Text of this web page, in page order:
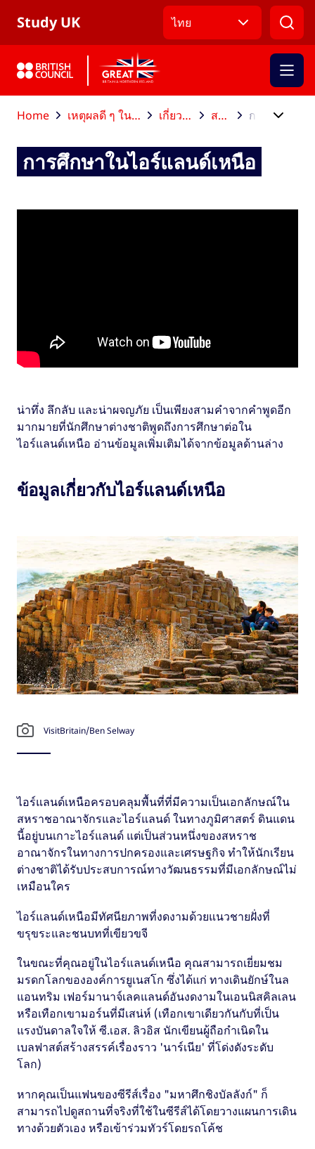
Study UK ไทย
Home เหตุผลดี ๆ ในการไปศึกษาต่อที่สหราชอาณาจักร เกี่ยวกับสหราชอาณาจักร สหราชอาณาจักร การศึกษาในไอร์แลนด์เหนือ
การศึกษาในไอร์แลนด์เหนือ
น่าทึ่ง ลึกลับ และน่าผจญภัย เป็นเพียงสามคำจากคำพูดอีก
มากมายที่นักศึกษาต่างชาติพูดถึงการศึกษาต่อใน
ไอร์แลนด์เหนือ อ่านข้อมูลเพิ่มเติมได้จากข้อมูลด้านล่าง
ข้อมูลเกี่ยวกับไอร์แลนด์เหนือ
VisitBritain/Ben Selway
ไอร์แลนด์เหนือครอบคลุมพื้นที่ที่มีความเป็นเอกลักษณ์ใน
สหราชอาณาจักรและไอร์แลนด์ ในทางภูมิศาสตร์ ดินแดน
นี้อยู่บนเกาะไอร์แลนด์ แต่เป็นส่วนหนึ่งของสหราช
อาณาจักรในทางการปกครองและเศรษฐกิจ ทำให้นักเรียน
ต่างชาติได้รับประสบการณ์ทางวัฒนธรรมที่มีเอกลักษณ์ไม่
เหมือนใคร
ไอร์แลนด์เหนือมีทัศนียภาพที่งดงามด้วยแนวชายฝั่งที่
ขรุขระและชนบทที่เขียวขจี
ในขณะที่คุณอยู่ในไอร์แลนด์เหนือ คุณสามารถเยี่ยมชม
มรดกโลกขององค์การยูเนสโก ซึ่งได้แก่ ทางเดินยักษ์ในล
แอนทริม เฟอร์มานาจ์เลคแลนด์อันงดงามในเอนนิสคิลเลน
หรือเทือกเขามอร์นที่มีเสน่ห์ (เทือกเขาเดียวกันกับที่เป็น
แรงบันดาลใจให้ ซี.เอส. ลิวอิส นักเขียนผู้ถือกำเนิดใน
เบลฟาสต์สร้างสรรค์เรื่องราว 'นาร์เนีย' ที่โด่งดังระดับ
โลก)
หากคุณเป็นแฟนของซีรีส์เรื่อง "มหาศึกชิงบัลลังก์" ก็
สามารถไปดูสถานที่จริงที่ใช้ในซีรีส์ได้โดยวางแผนการเดิน
ทางด้วยตัวเอง หรือเข้าร่วมทัวร์โดยรถโค้ช